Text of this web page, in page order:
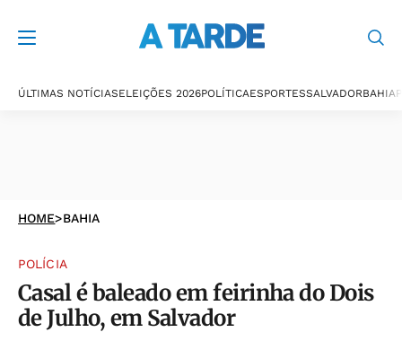
ÚLTIMAS NOTÍCIASELEIÇÕES 2026POLÍTICAESPORTESSALVADORBAHIA
HOME>BAHIA
POLÍCIA
Casal é baleado em feirinha do Dois
de Julho, em Salvador